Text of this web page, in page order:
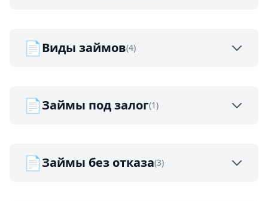
📄Виды займов(4)
📄Займы под залог(1)
📄Займы без отказа(3)